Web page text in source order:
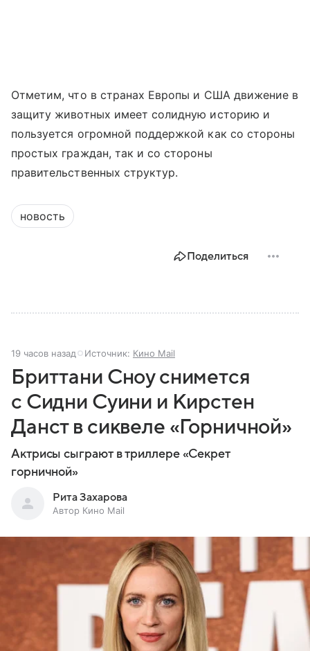
Отметим, что в странах Европы и США движение в
защиту животных имеет солидную историю и
пользуется огромной поддержкой как со стороны
простых граждан, так и со стороны
правительственных структур.
новость
Поделиться
19 часов назад Источник: Кино Mail
Бриттани Сноу снимется
с Сидни Суини и Кирстен
Данст в сиквеле «Горничной»
Актрисы сыграют в триллере «Секрет
горничной»
Рита Захарова
Автор Кино Mail